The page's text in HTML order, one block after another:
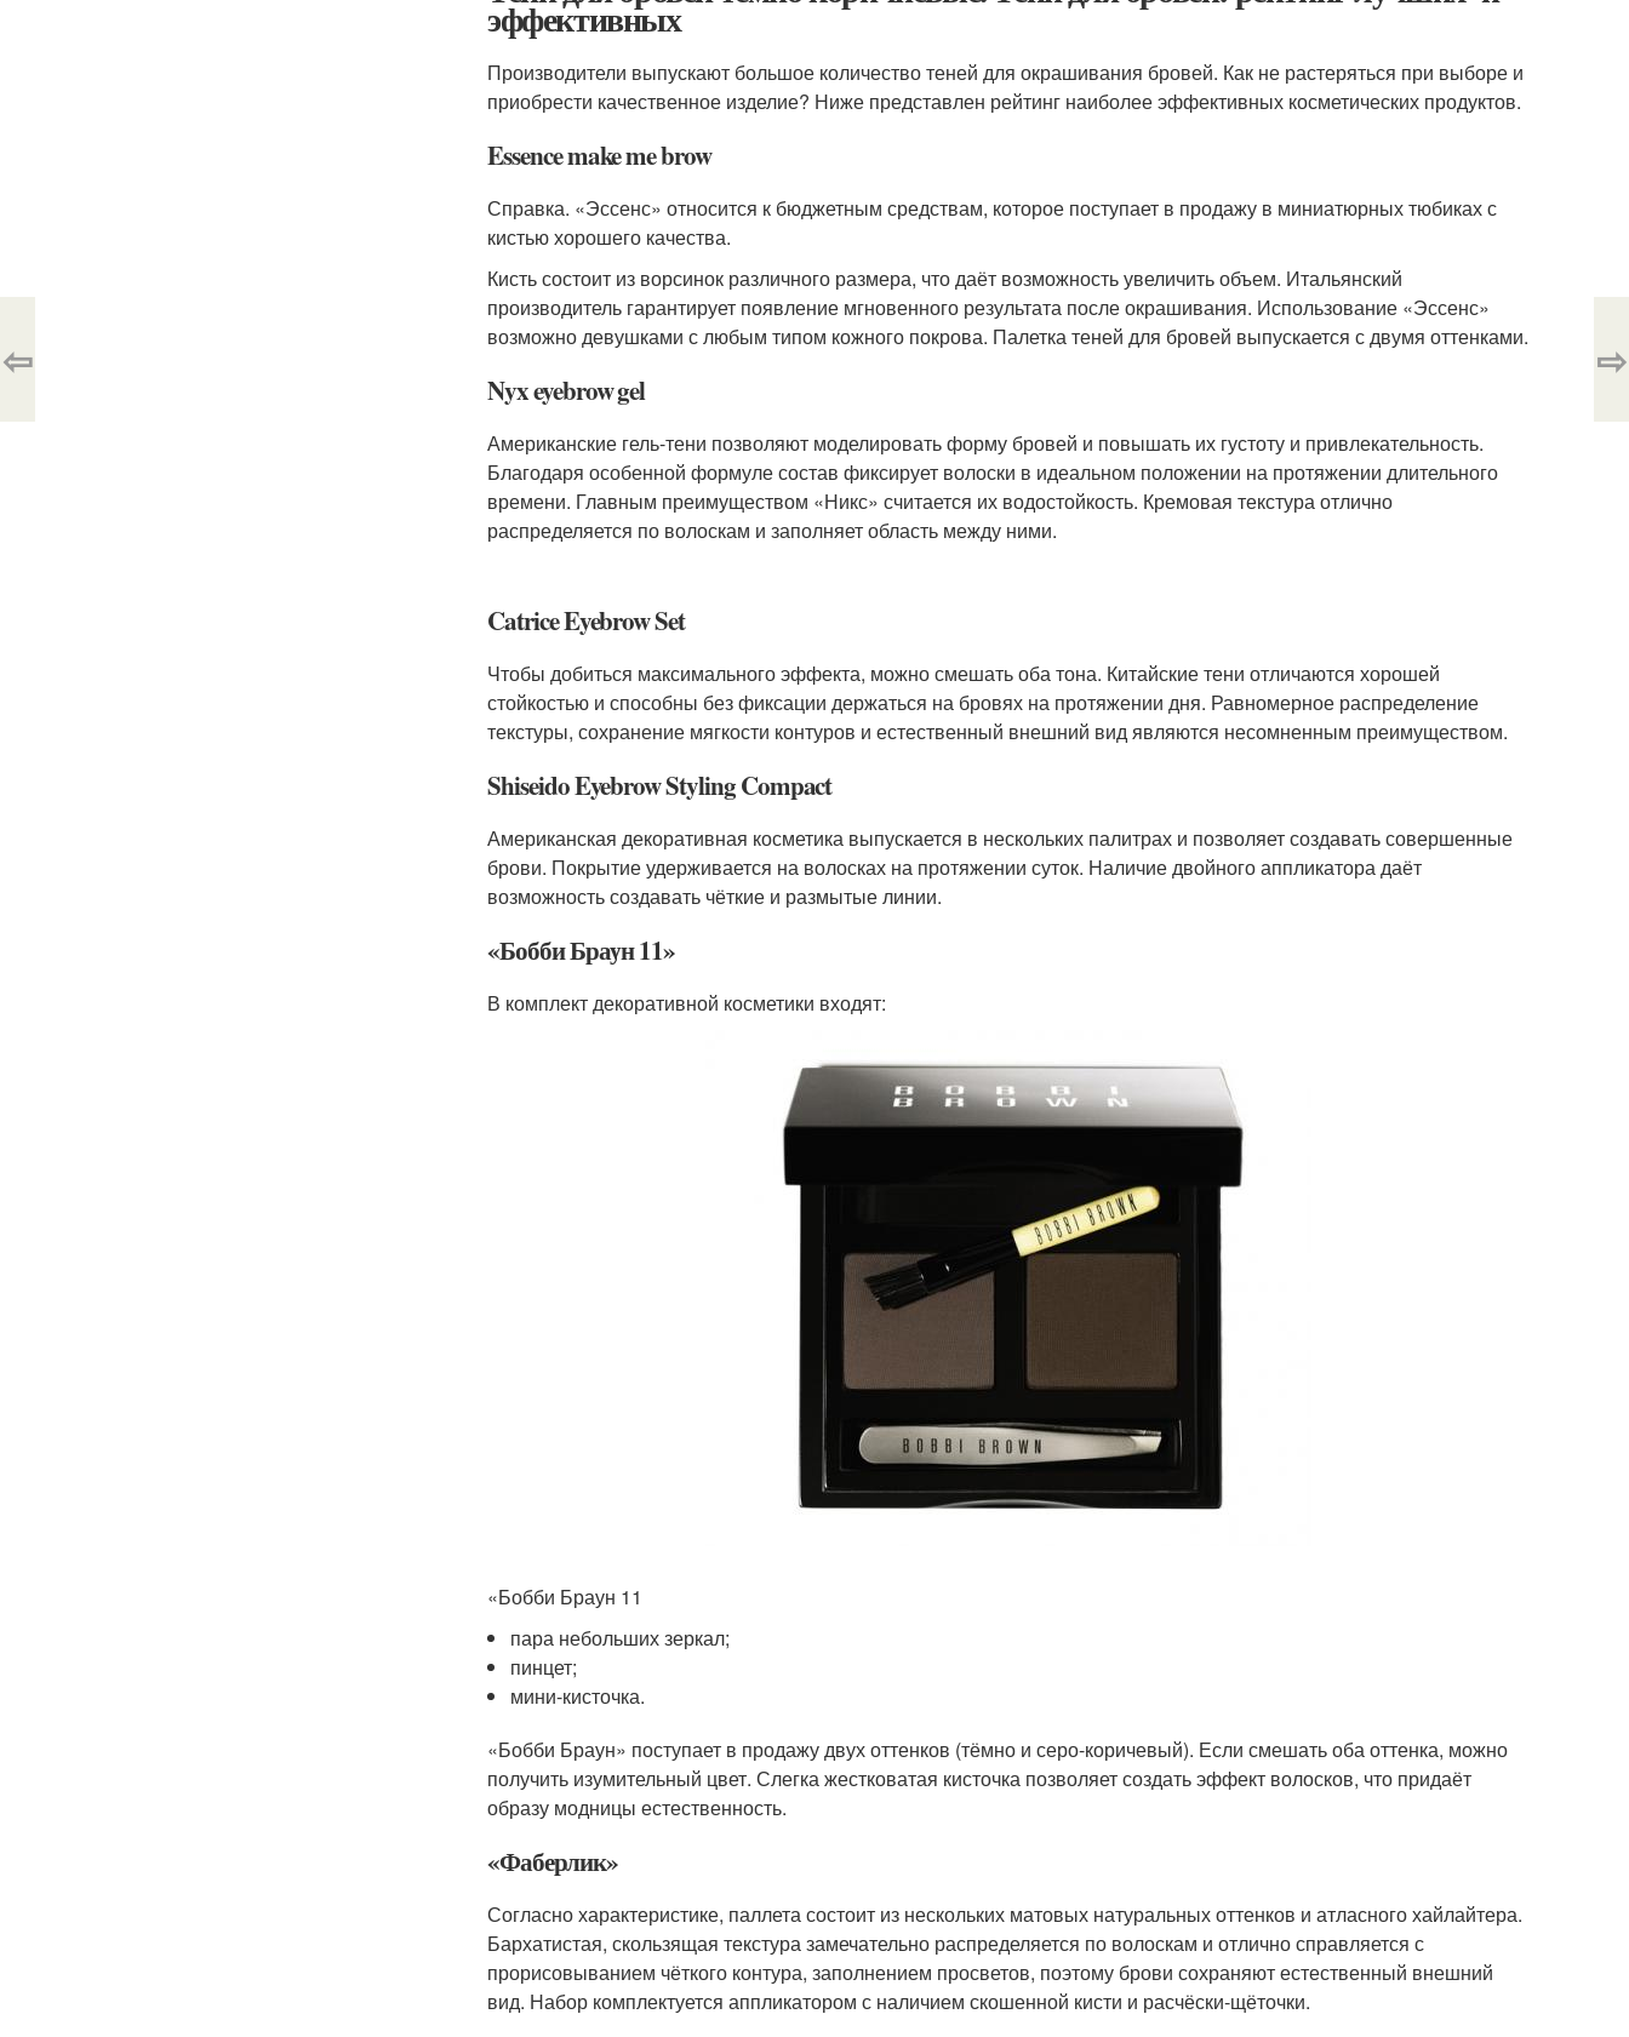
эффективных
Производители выпускают большое количество теней для окрашивания бровей. Как не растеряться при выборе и
приобрести качественное изделие? Ниже представлен рейтинг наиболее эффективных косметических продуктов.
Essence make me brow
Справка. «Эссенс» относится к бюджетным средствам, которое поступает в продажу в миниатюрных тюбиках с
кистью хорошего качества.
Кисть состоит из ворсинок различного размера, что даёт возможность увеличить объем. Итальянский
производитель гарантирует появление мгновенного результата после окрашивания. Использование «Эссенс»
возможно девушками с любым типом кожного покрова. Палетка теней для бровей выпускается с двумя оттенками.
Nyx eyebrow gel
Американские гель-тени позволяют моделировать форму бровей и повышать их густоту и привлекательность.
Благодаря особенной формуле состав фиксирует волоски в идеальном положении на протяжении длительного
времени. Главным преимуществом «Никс» считается их водостойкость. Кремовая текстура отлично
распределяется по волоскам и заполняет область между ними.
Catrice Eyebrow Set
Чтобы добиться максимального эффекта, можно смешать оба тона. Китайские тени отличаются хорошей
стойкостью и способны без фиксации держаться на бровях на протяжении дня. Равномерное распределение
текстуры, сохранение мягкости контуров и естественный внешний вид являются несомненным преимуществом.
Shiseido Eyebrow Styling Compact
Американская декоративная косметика выпускается в нескольких палитрах и позволяет создавать совершенные
брови. Покрытие удерживается на волосках на протяжении суток. Наличие двойного аппликатора даёт
возможность создавать чёткие и размытые линии.
«Бобби Браун 11»
В комплект декоративной косметики входят:
«Бобби Браун 11
пара небольших зеркал;
пинцет;
мини-кисточка.
«Бобби Браун» поступает в продажу двух оттенков (тёмно и серо-коричевый). Если смешать оба оттенка, можно
получить изумительный цвет. Слегка жестковатая кисточка позволяет создать эффект волосков, что придаёт
образу модницы естественность.
«Фаберлик»
Согласно характеристике, паллета состоит из нескольких матовых натуральных оттенков и атласного хайлайтера.
Бархатистая, скользящая текстура замечательно распределяется по волоскам и отлично справляется с
прорисовыванием чёткого контура, заполнением просветов, поэтому брови сохраняют естественный внешний
вид. Набор комплектуется аппликатором с наличием скошенной кисти и расчёски-щёточки.
⇦ ⇨